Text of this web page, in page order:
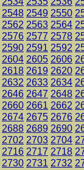
2548 2549 2550
2562 2563 2564
2576 2577 2578
2590 2591 2592
2604 2605 2606
2618 2619 2620
2632 2633 2634
2646 2647 2648
2660 2661 2662
2674 2675 2676
2688 2689 2690
2702 2703 2704
2716 2717 2718
2730 2731 2732